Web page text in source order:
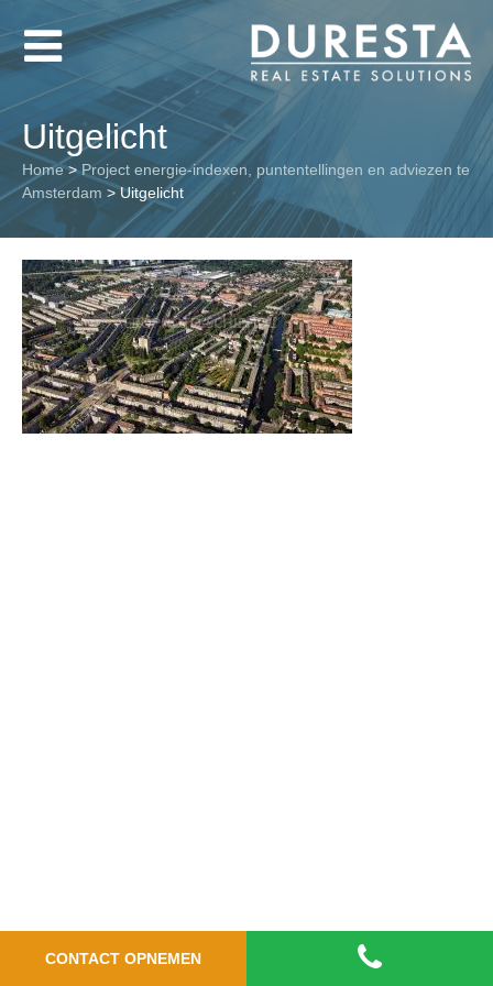
CONTACT OPNEMEN
Uitgelicht
Home>Project energie-indexen, puntentellingen en adviezen te
Amsterdam >Uitgelicht